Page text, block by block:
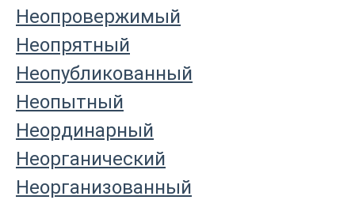
Неопровержимый
Неопрятный
Неопубликованный
Неопытный
Неординарный
Неорганический
Неорганизованный